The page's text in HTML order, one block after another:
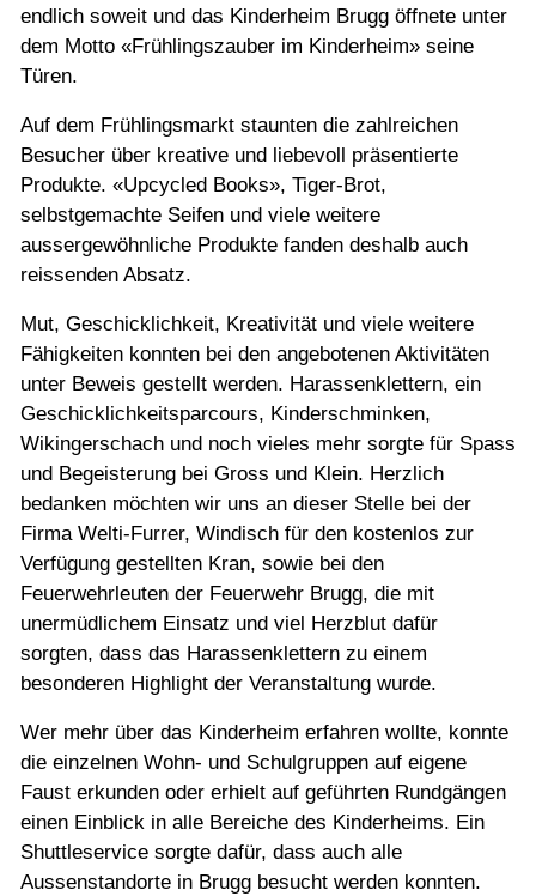
endlich soweit und das Kinderheim Brugg öffnete unter
dem Motto «Frühlingszauber im Kinderheim» seine
Türen.
Auf dem Frühlingsmarkt staunten die zahlreichen
Besucher über kreative und liebevoll präsentierte
Produkte. «Upcycled Books», Tiger-Brot,
selbstgemachte Seifen und viele weitere
aussergewöhnliche Produkte fanden deshalb auch
reissenden Absatz.
Mut, Geschicklichkeit, Kreativität und viele weitere
Fähigkeiten konnten bei den angebotenen Aktivitäten
unter Beweis gestellt werden. Harassenklettern, ein
Geschicklichkeitsparcours, Kinderschminken,
Wikingerschach und noch vieles mehr sorgte für Spass
und Begeisterung bei Gross und Klein. Herzlich
bedanken möchten wir uns an dieser Stelle bei der
Firma Welti-Furrer, Windisch für den kostenlos zur
Verfügung gestellten Kran, sowie bei den
Feuerwehrleuten der Feuerwehr Brugg, die mit
unermüdlichem Einsatz und viel Herzblut dafür
sorgten, dass das Harassenklettern zu einem
besonderen Highlight der Veranstaltung wurde.
Wer mehr über das Kinderheim erfahren wollte, konnte
die einzelnen Wohn- und Schulgruppen auf eigene
Faust erkunden oder erhielt auf geführten Rundgängen
einen Einblick in alle Bereiche des Kinderheims. Ein
Shuttleservice sorgte dafür, dass auch alle
Aussenstandorte in Brugg besucht werden konnten.